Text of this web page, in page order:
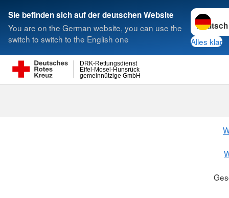
Sie befinden sich auf der deutschen Website
You are on the German website, you can use the
switch to switch to the English one
Sprache
Alles klar
gemeinnützige GmbH
Eifel-Mosel-Hunsrück
DRK-Rettungsdienst
Suche